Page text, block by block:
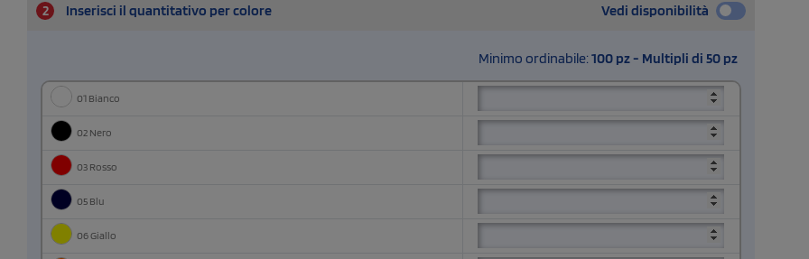
2 Inserisci il quantitativo per colore Vedi disponibilità
Minimo ordinabile: 100 pz - Multipli di 50 pz
01 Bianco
02 Nero
03 Rosso
05 Blu
06 Giallo